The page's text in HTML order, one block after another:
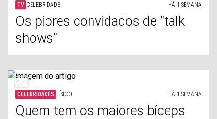
TV CELEBRIDADE HÁ 1 SEMANA
Os piores convidados de "talk
shows"
CELEBRIDADES FÍSICO HÁ 1 SEMANA
Quem tem os maiores bíceps